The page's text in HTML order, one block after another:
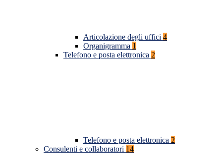
Articolazione degli uffici 4
Organigramma 1
Telefono e posta elettronica 2
Telefono e posta elettronica 2
Consulenti e collaboratori 14